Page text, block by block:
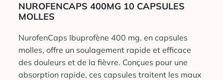
NUROFENCAPS 400MG 10 CAPSULES
MOLLES
NurofenCaps Ibuprofène 400 mg, en capsules
molles, offre un soulagement rapide et efficace
des douleurs et de la fièvre. Conçues pour une
absorption rapide, ces capsules traitent les maux